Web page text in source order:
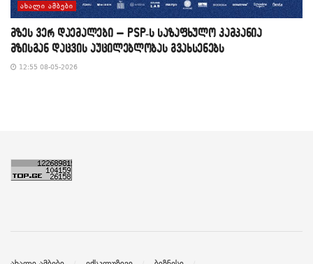
ᲐᲮᲐᲚᲘ ᲐᲛᲑᲔᲑᲘ
მზეს ვერ დაემალები – PSP-ს საზაფხულო კამპანია
მზისგან დაცვის აუცილებლობას გვახსენებს
12:55 08-05-2026